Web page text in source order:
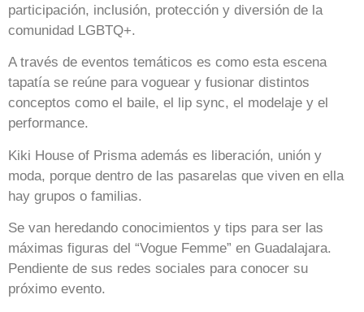
participación, inclusión, protección y diversión de la
comunidad LGBTQ+.
A través de eventos temáticos es como esta escena
tapatía se reúne para voguear y fusionar distintos
conceptos como el baile, el lip sync, el modelaje y el
performance.
Kiki House of Prisma además es liberación, unión y
moda, porque dentro de las pasarelas que viven en ella
hay grupos o familias.
Se van heredando conocimientos y tips para ser las
máximas figuras del “Vogue Femme” en Guadalajara.
Pendiente de sus redes sociales para conocer su
próximo evento.